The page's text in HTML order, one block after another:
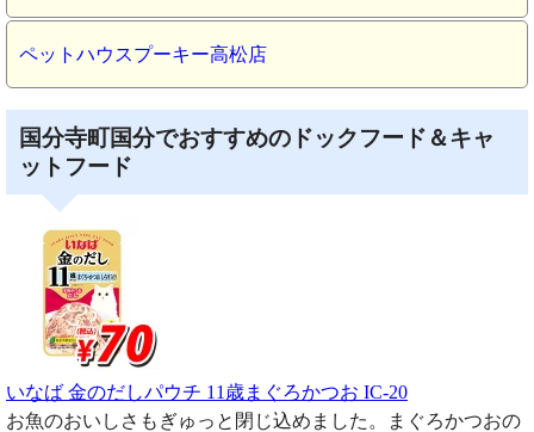
ペットハウスプーキー高松店
国分寺町国分でおすすめのドックフード＆キャ
ットフード
いなば 金のだしパウチ 11歳まぐろかつお IC-20
お魚のおいしさもぎゅっと閉じ込めました。まぐろかつおの